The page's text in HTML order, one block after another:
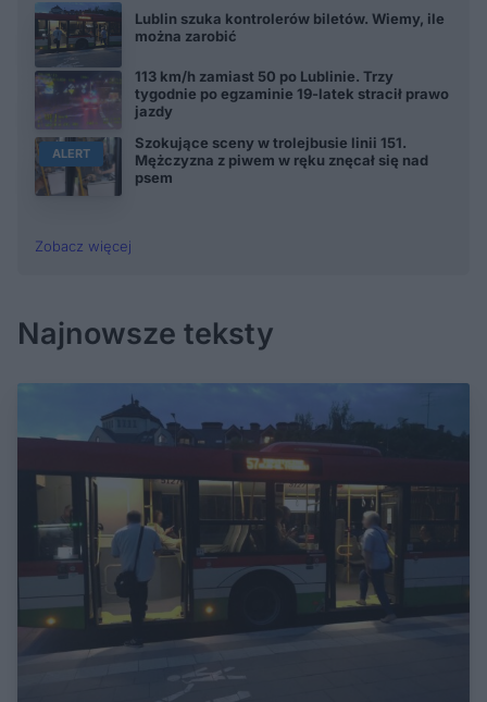
Lublin szuka kontrolerów biletów. Wiemy, ile
można zarobić
113 km/h zamiast 50 po Lublinie. Trzy
tygodnie po egzaminie 19-latek stracił prawo
jazdy
ALERT
Szokujące sceny w trolejbusie linii 151.
Mężczyzna z piwem w ręku znęcał się nad
psem
Zobacz więcej
Najnowsze teksty